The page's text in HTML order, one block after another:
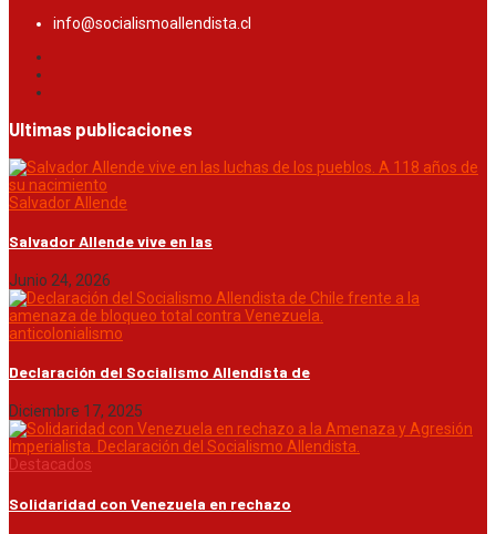
info@socialismoallendista.cl
Ultimas publicaciones
Salvador Allende
Salvador Allende vive en las
Junio 24, 2026
anticolonialismo
Declaración del Socialismo Allendista de
Diciembre 17, 2025
Destacados
Solidaridad con Venezuela en rechazo